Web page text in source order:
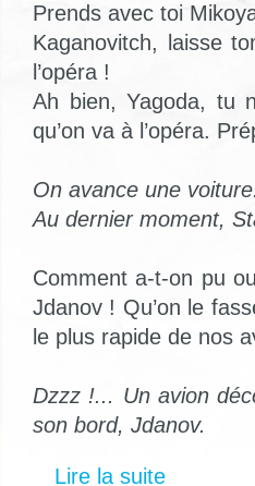
Prends avec toi
Kaganovitch, laisse
l’opéra !
Ah bien, Yagoda, tu
qu’on va à l’opéra.
On avance une
Au dernier moment,
Comment a-t-on pu
Jdanov ! Qu’on le
le plus rapide de nos
Dzzz !... Un avion
son bord, Jdanov.
Lire la suite